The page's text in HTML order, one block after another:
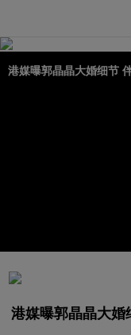
港媒曝郭晶晶大婚细节
港媒曝郭晶晶大婚